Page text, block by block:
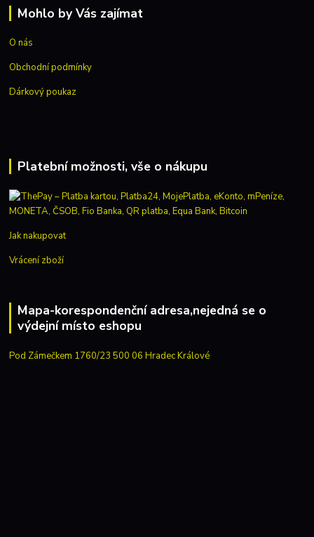
Mohlo by Vás zajímat
O nás
Obchodní podmínky
Dárkový poukaz
Platební možnosti, vše o nákupu
Jak nakupovat
Vrácení zboží
Mapa-korespondenční adresa,nejedná se o
výdejní místo eshopu
Pod Zámečkem 1760/23 500 06 Hradec Králové